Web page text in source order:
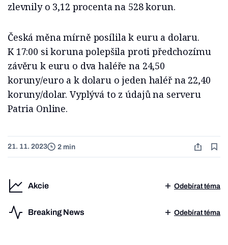
zlevnily o 3,12 procenta na 528 korun.
Česká měna mírně posílila k euru a dolaru.
K 17:00 si koruna polepšila proti předchozímu
závěru k euru o dva haléře na 24,50
koruny/euro a k dolaru o jeden haléř na 22,40
koruny/dolar. Vyplývá to z údajů na serveru
Patria Online.
21. 11. 2023 2 min
Akcie Odebírat téma
Breaking News Odebírat téma